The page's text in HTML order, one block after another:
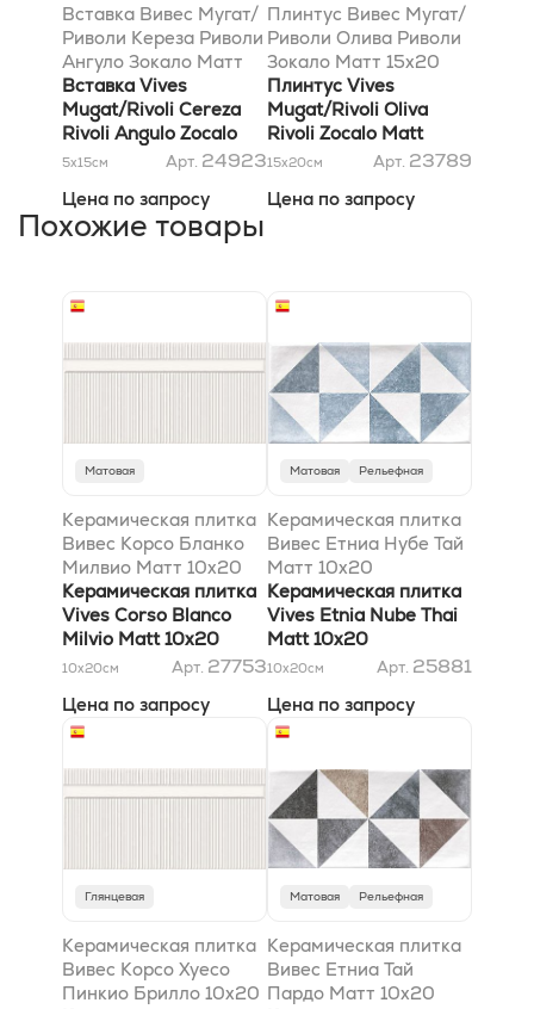
Вставка Вивес Мугат/
Риволи Кереза Риволи
Ангуло Зокало Матт
1,5x15
Вставка Vives
Mugat/Rivoli Cereza
Rivoli Angulo Zocalo
Matt 1,5x15
5x15см Арт. 24923
Цена по запросу
Плинтус Вивес Мугат/
Риволи Олива Риволи
Зокало Матт 15x20
Плинтус Vives
Mugat/Rivoli Oliva
Rivoli Zocalo Matt
15x20
15x20см Арт. 23789
Цена по запросу
Похожие товары
Матовая
Керамическая плитка
Вивес Корсо Бланко
Милвио Матт 10x20
Керамическая плитка
Vives Corso Blanco
Milvio Matt 10x20
10x20см Арт. 27753
Цена по запросу
Матовая Рельефная
Керамическая плитка
Вивес Етниа Нубе Тай
Матт 10x20
Керамическая плитка
Vives Etnia Nube Thai
Matt 10x20
10x20см Арт. 25881
Цена по запросу
Глянцевая
Керамическая плитка
Вивес Корсо Хуесо
Пинкио Брилло 10x20
Матовая Рельефная
Керамическая плитка
Вивес Етниа Тай
Пардо Матт 10x20